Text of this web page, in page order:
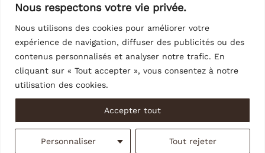
Nous respectons votre vie privée.
Nous utilisons des cookies pour améliorer votre
expérience de navigation, diffuser des publicités ou des
contenus personnalisés et analyser notre trafic. En
cliquant sur « Tout accepter », vous consentez à notre
utilisation des cookies.
Personnaliser Tout rejeter
Accepter tout
Suivre sur Instagram
© Copyright 2026 | CréditsIntrasite